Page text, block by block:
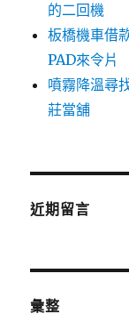
的二回機
板橋機車借
PAD來令片
噴霧降溫尋
莊當舖
近期留言
彙整